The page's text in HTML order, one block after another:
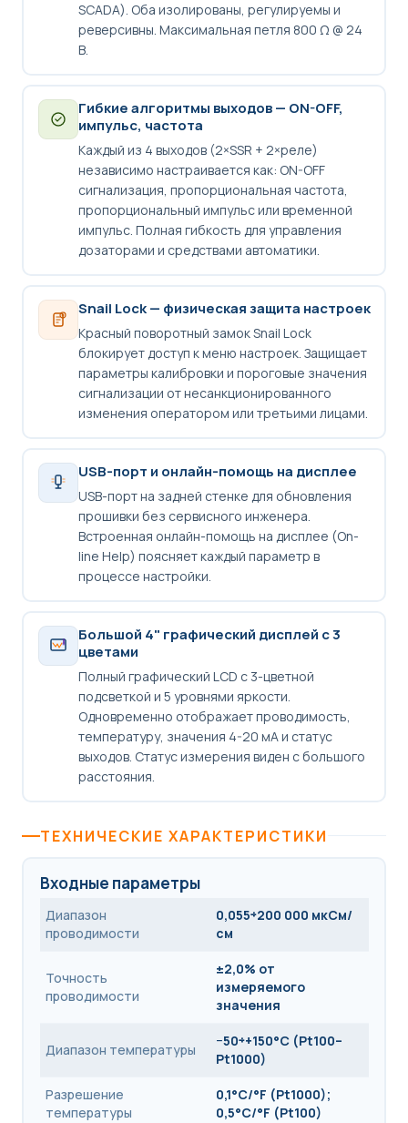
SCADA). Оба изолированы, регулируемы и
реверсивны. Максимальная петля 800 Ω @ 24
В.
Гибкие алгоритмы выходов — ON-OFF,
импульс, частота
Каждый из 4 выходов (2×SSR + 2×реле)
независимо настраивается как: ON-OFF
сигнализация, пропорциональная частота,
пропорциональный импульс или временной
импульс. Полная гибкость для управления
дозаторами и средствами автоматики.
Snail Lock — физическая защита настроек
Красный поворотный замок Snail Lock
блокирует доступ к меню настроек. Защищает
параметры калибровки и пороговые значения
сигнализации от несанкционированного
изменения оператором или третьими лицами.
USB-порт и онлайн-помощь на дисплее
USB-порт на задней стенке для обновления
прошивки без сервисного инженера.
Встроенная онлайн-помощь на дисплее (On-
line Help) поясняет каждый параметр в
процессе настройки.
Большой 4" графический дисплей с 3
цветами
Полный графический LCD с 3-цветной
подсветкой и 5 уровнями яркости.
Одновременно отображает проводимость,
температуру, значения 4-20 мА и статус
выходов. Статус измерения виден с большого
расстояния.
ТЕХНИЧЕСКИЕ ХАРАКТЕРИСТИКИ
Входные параметры
Диапазон
проводимости
0,055÷200 000 мкСм/
см
Точность
проводимости
±2,0% от
измеряемого
значения
Диапазон температуры
−50÷+150°C (Pt100–
Pt1000)
Разрешение
температуры
0,1°C/°F (Pt1000);
0,5°C/°F (Pt100)